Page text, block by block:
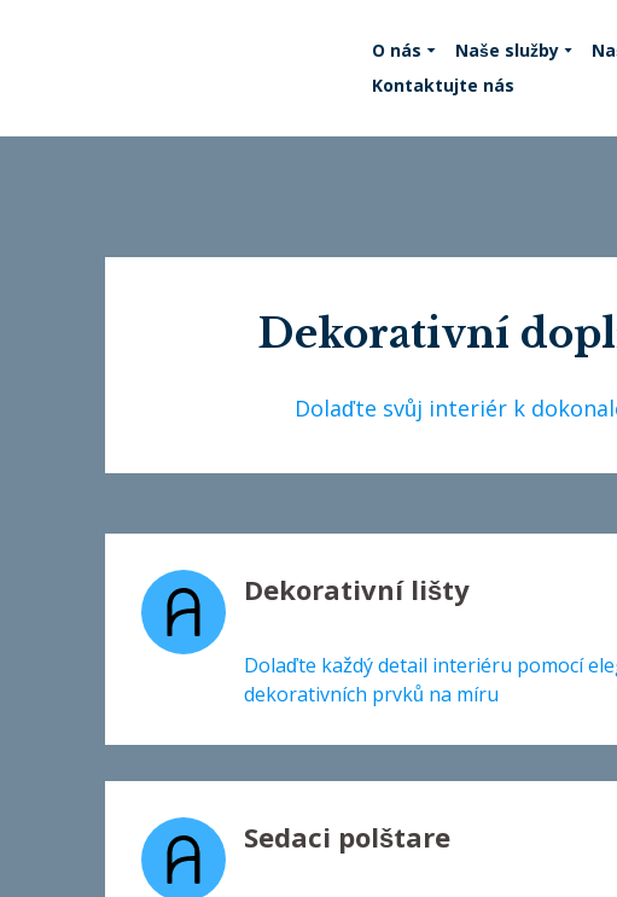
O nás Naše služby
Kontaktujte nás
Dekorativní
Dolaďte svůj interiér k
Dekorativní lišty
Dolaďte každý detail interiéru pomocí
dekorativních prvků na míru
Sedaci polštare